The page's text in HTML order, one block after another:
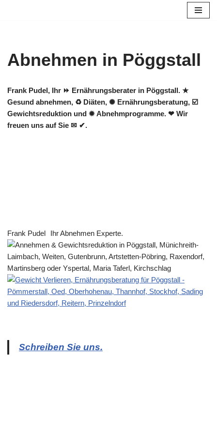
Abnehmen in Pöggstall
Frank Pudel, Ihr ⏩ Ernährungsberater in Pöggstall. ★
Gesund abnehmen, ♻ Diäten, ✺ Ernährungsberatung, ☑️
Gewichtsreduktion und ✹ Abnehmprogramme. ❤ Wir
freuen uns auf Sie ✉ ✔.
Frank Pudel Ihr Abnehmen Experte.
Schreiben Sie uns.